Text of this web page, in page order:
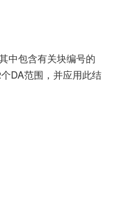
中包含有关块编号的
DA范围，并应用此结